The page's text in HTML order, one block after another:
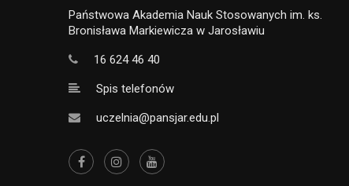
Państwowa Akademia Nauk Stosowanych im. ks.
Bronisława Markiewicza w Jarosławiu
16 624 46 40
Spis telefonów
uczelnia@pansjar.edu.pl